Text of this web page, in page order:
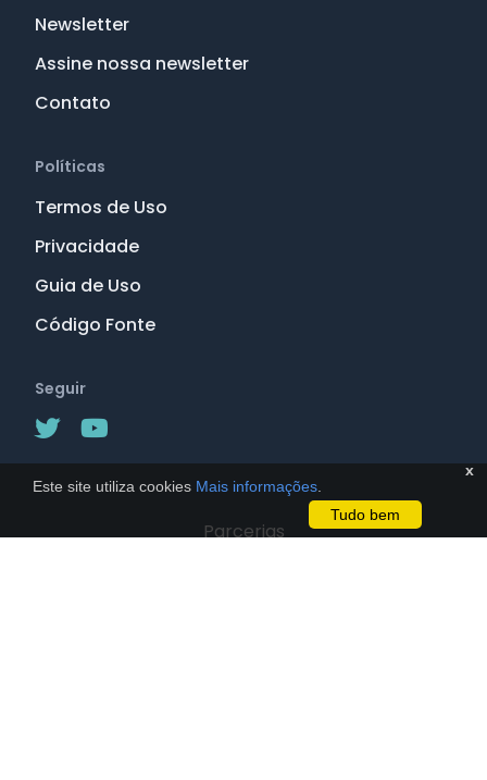
x
Este site utiliza cookies Mais informações
Tudo bem
Newsletter
Assine nossa newsletter
Contato
Políticas
Termos de Uso
Privacidade
Guia de Uso
Código Fonte
Seguir
Parcerias